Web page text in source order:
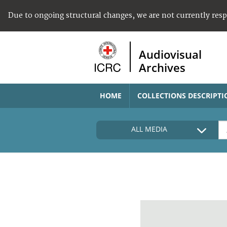
Due to ongoing structural changes, we are not currently
Audiovisual
Archives
HOME COLLECTIONS
ALL MEDIA